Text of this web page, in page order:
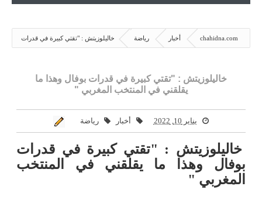
chahidna.com أخبار رياضة
خاليلوزيتش : "تقتي كبيرة في قدرات
خاليلوزيتش : "تقتي كبيرة في قدرات بوفال وهذا ما
يقلقني في المنتخب المغربي "
يناير 10, 2022 أخبار رياضة
خاليلوزيتش :
"تقتي كبيرة في قدرات
بوفال وهذا ما يقلقني في المنتخب
المغربي "